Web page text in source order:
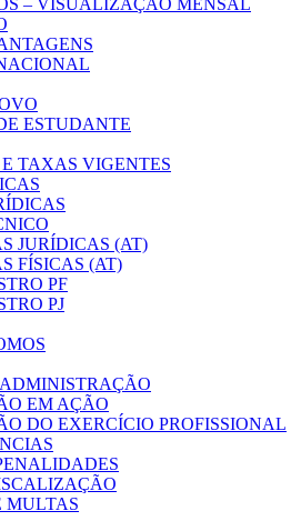
– VISUALIZAÇÃO MENSAL
ESTUDANTE
TAXAS VIGENTES
JURÍDICAS (AT)
FÍSICAS (AT)
PF
PJ
EM AÇÃO
DO EXERCÍCIO PROFISSIONAL
MULTAS